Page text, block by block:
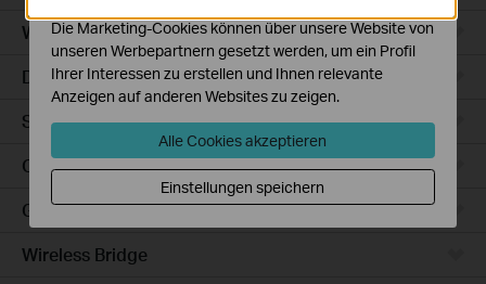
Wall Plate
Desktop
Switches
Outdoor
Gateways
Wireless Bridge
Die Marketing-Cookies können über unsere Website von
unseren Werbepartnern gesetzt werden, um ein Profil
Ihrer Interessen zu erstellen und Ihnen relevante
Anzeigen auf anderen Websites zu zeigen.
Alle Cookies akzeptieren
Einstellungen speichern